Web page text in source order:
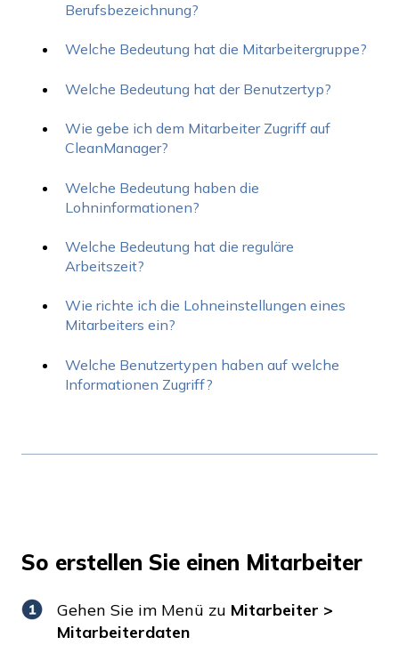
Berufsbezeichnung?
Welche Bedeutung hat die Mitarbeitergruppe?
Welche Bedeutung hat der Benutzertyp?
Wie gebe ich dem Mitarbeiter Zugriff auf
CleanManager?
Welche Bedeutung haben die
Lohninformationen?
Welche Bedeutung hat die reguläre
Arbeitszeit?
Wie richte ich die Lohneinstellungen eines
Mitarbeiters ein?
Welche Benutzertypen haben auf welche
Informationen Zugriff?
So erstellen Sie einen Mitarbeiter
Gehen Sie im Menü zu Mitarbeiter >
Mitarbeiterdaten